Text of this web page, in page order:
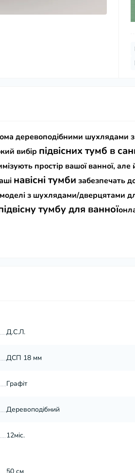
деревоподібними шухлядами
вибір підвісних тумб в
простір вашої ванної,
навісні тумби забезпечать
з шухлядами/дверцятами
тумбу для ванної
Д.С.Л.
ДСП 18 мм
Графіт
Деревоподібний
12міс.
50 см